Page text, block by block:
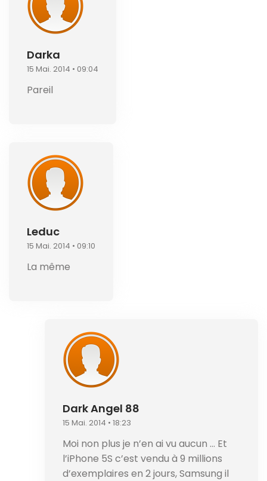
Darka
15 Mai. 2014 • 09:04
Pareil
Leduc
15 Mai. 2014 • 09:10
La même
Dark Angel 88
15 Mai. 2014 • 18:23
Moi non plus je n’en ai vu aucun … Et
l’iPhone 5S c’est vendu à 9 millions
d’exemplaires en 2 jours, Samsung il